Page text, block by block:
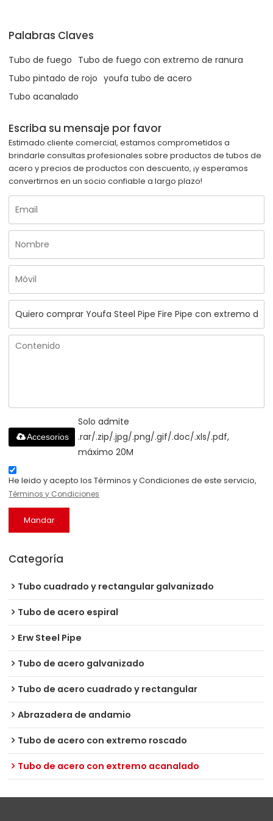
Palabras Claves
Tubo de fuego Tubo de fuego con extremo de ranura
Tubo pintado de rojo youfa tubo de acero
Tubo acanalado
Escriba su mensaje por favor
Estimado cliente comercial, estamos comprometidos a
brindarle consultas profesionales sobre productos de tubos de
acero y precios de productos con descuento, ¡y esperamos
convertirnos en un socio confiable a largo plazo!
Solo admite
.rar/.zip/.jpg/.png/.gif/.doc/.xls/.pdf,
máximo 20M
Accesorios
He leido y acepto los Términos y Condiciones de este servicio,
Términos y Condiciones
Mandar
Categoría
Tubo cuadrado y rectangular galvanizado
Tubo de acero espiral
Erw Steel Pipe
Tubo de acero galvanizado
Tubo de acero cuadrado y rectangular
Abrazadera de andamio
Tubo de acero con extremo roscado
Tubo de acero con extremo acanalado